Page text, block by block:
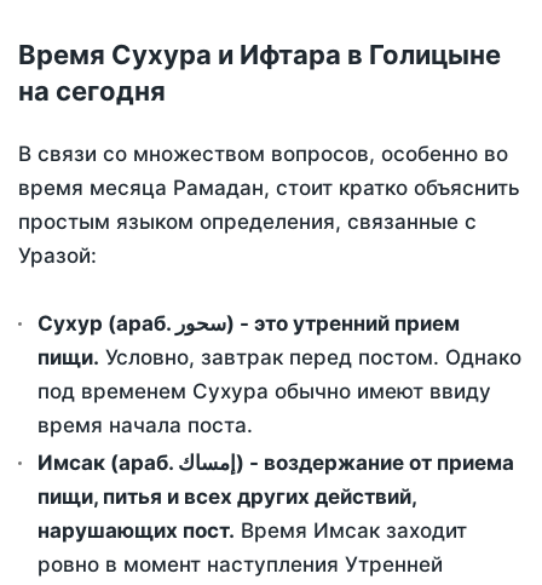
Время Сухура и Ифтара в Голицыне
на сегодня
В связи со множеством вопросов, особенно во
время месяца Рамадан, стоит кратко объяснить
простым языком определения, связанные с
Уразой:
Сухур (араб. سحور) - это утренний прием
пищи. Условно, завтрак перед постом. Однако
под временем Сухура обычно имеют ввиду
время начала поста.
Имсак (араб. إمساك) - воздержание от приема
пищи, питья и всех других действий,
нарушающих пост. Время Имсак заходит
ровно в момент наступления Утренней